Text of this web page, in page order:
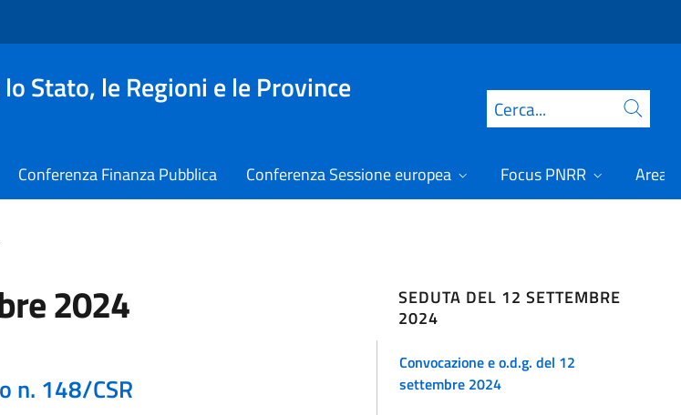
Stato, le Regioni e le Province
Cerca
Conferenza Finanza Pubblica Conferenza Sessione europea Focus PNRR Area
2024
n. 148/CSR
SEDUTA DEL 12 SETTEMBRE
2024
Convocazione e o.d.g. del 12
settembre 2024